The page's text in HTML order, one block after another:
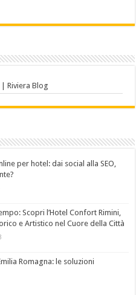
Riviera Blog
per hotel: dai social alla SEO,
Scopri l’Hotel Confort Rimini,
e Artistico nel Cuore della Città
Romagna: le soluzioni